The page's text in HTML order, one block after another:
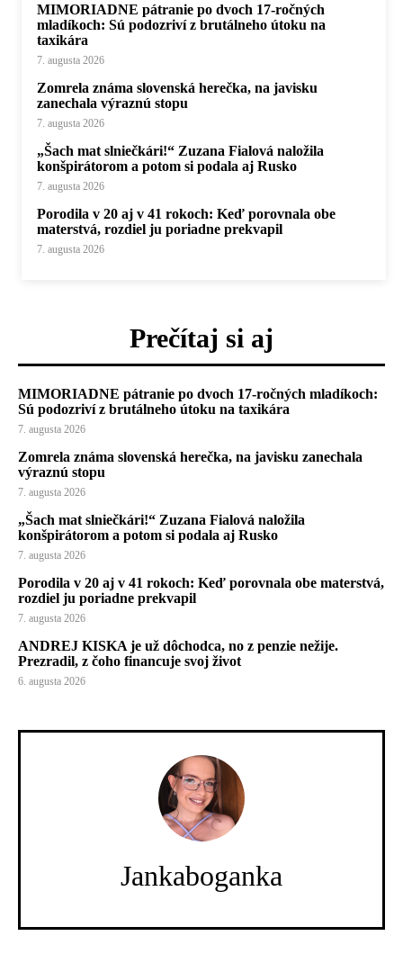
MIMORIADNE pátranie po dvoch 17-ročných
mladíkoch: Sú podozriví z brutálneho útoku na
taxikára
7. augusta 2026
Zomrela známa slovenská herečka, na javisku
zanechala výraznú stopu
7. augusta 2026
„Šach mat slniečkári!“ Zuzana Fialová naložila
konšpirátorom a potom si podala aj Rusko
7. augusta 2026
Porodila v 20 aj v 41 rokoch: Keď porovnala obe
materstvá, rozdiel ju poriadne prekvapil
7. augusta 2026
Prečítaj si aj
MIMORIADNE pátranie po dvoch 17-ročných mladíkoch:
Sú podozriví z brutálneho útoku na taxikára
7. augusta 2026
Zomrela známa slovenská herečka, na javisku zanechala
výraznú stopu
7. augusta 2026
„Šach mat slniečkári!“ Zuzana Fialová naložila
konšpirátorom a potom si podala aj Rusko
7. augusta 2026
Porodila v 20 aj v 41 rokoch: Keď porovnala obe materstvá,
rozdiel ju poriadne prekvapil
7. augusta 2026
ANDREJ KISKA je už dôchodca, no z penzie nežije.
Prezradil, z čoho financuje svoj život
6. augusta 2026
Jankaboganka